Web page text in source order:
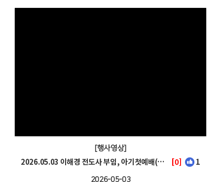
[행사영상]
2026.05.03 이해경 전도사 부임, 아기첫예배(이채은) [0] 1
2026-05-03